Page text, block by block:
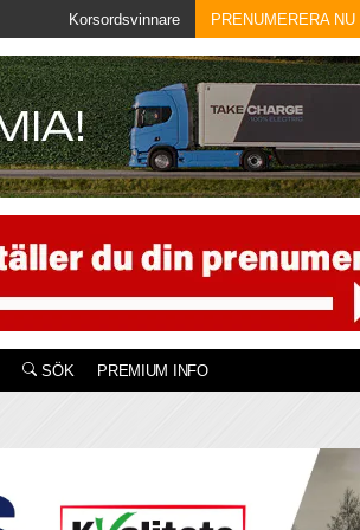
Korsordsvinnare PRENUMERERA NU
SÖK PREMIUM INFO